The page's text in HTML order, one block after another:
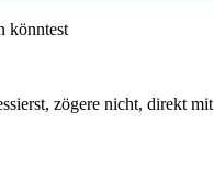
könntest
zögere nicht, direkt